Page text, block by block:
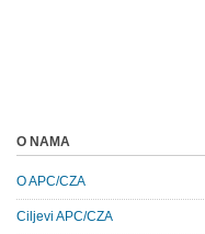
O NAMA
O APC/CZA
Ciljevi APC/CZA